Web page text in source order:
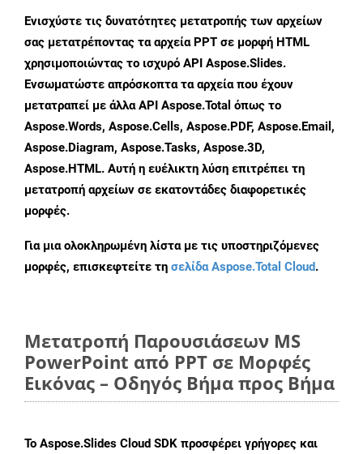
Ενισχύστε τις δυνατότητες μετατροπής των αρχείων
σας μετατρέποντας τα αρχεία PPT σε μορφή HTML
χρησιμοποιώντας το ισχυρό API Aspose.Slides.
Ενσωματώστε απρόσκοπτα τα αρχεία που έχουν
μετατραπεί με άλλα API Aspose.Total όπως το
Aspose.Words, Aspose.Cells, Aspose.PDF, Aspose.Email,
Aspose.Diagram, Aspose.Tasks, Aspose.3D,
Aspose.HTML. Αυτή η ευέλικτη λύση επιτρέπει τη
μετατροπή αρχείων σε εκατοντάδες διαφορετικές
μορφές.
Για μια ολοκληρωμένη λίστα με τις υποστηριζόμενες
μορφές, επισκεφτείτε τη σελίδα Aspose.Total Cloud.
Μετατροπή Παρουσιάσεων MS
PowerPoint από PPT σε Μορφές
Εικόνας – Οδηγός Βήμα προς Βήμα
Το Aspose.Slides Cloud SDK προσφέρει γρήγορες και